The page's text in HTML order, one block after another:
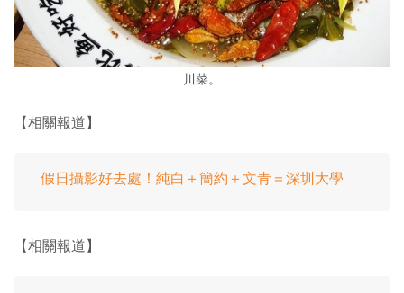
川菜。
【相關報道】
假日攝影好去處！純白＋簡約＋文青＝深圳大學
【相關報道】